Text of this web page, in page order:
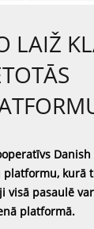
LAIŽ
platformu, kurā
visā pasaulē
platformā.